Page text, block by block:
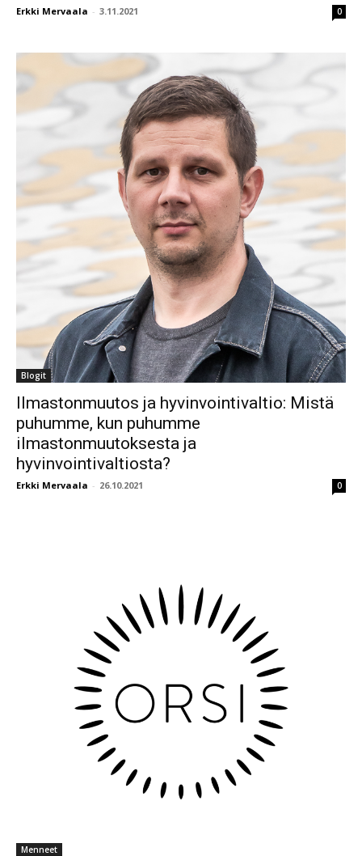
Erkki Mervaala - 3.11.2021 0
Blogit
Ilmastonmuutos ja hyvinvointivaltio: Mistä
puhumme, kun puhumme
ilmastonmuutoksesta ja
hyvinvointivaltiosta?
Erkki Mervaala - 26.10.2021 0
Menneet